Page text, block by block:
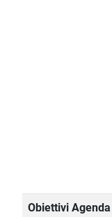
Obiettivi Agenda